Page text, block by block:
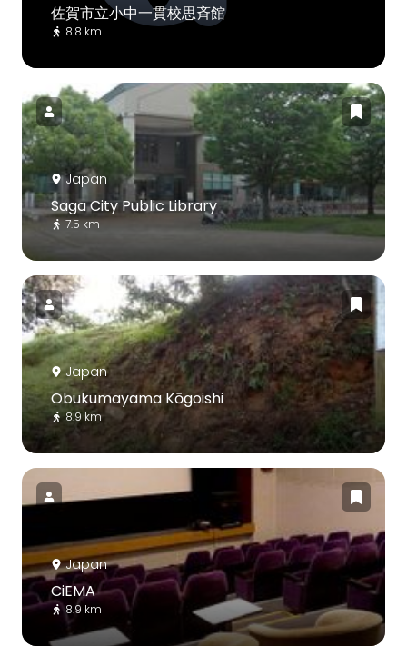
佐賀市立小中一貫校思斉館
8.8 km
Japan
Saga City Public Library
7.5 km
Japan
Obukumayama Kōgoishi
8.9 km
Japan
CiEMA
8.9 km